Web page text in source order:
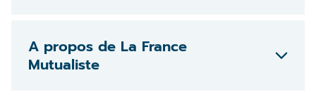
A propos de La France
Mutualiste